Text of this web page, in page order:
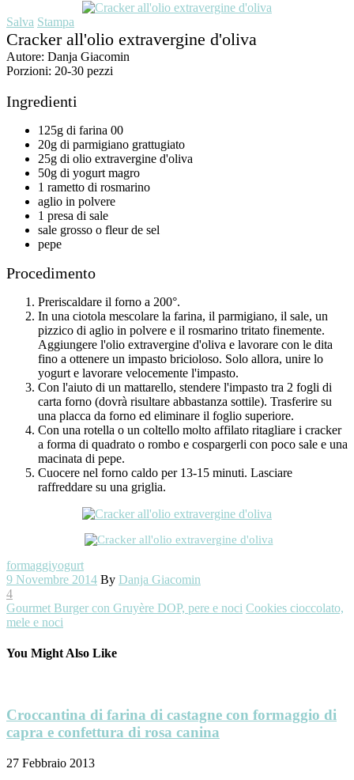
Salva Stampa
Cracker all'olio extravergine d'oliva
Autore: Danja Giacomin
Porzioni: 20-30 pezzi
Ingredienti
125g di farina 00
20g di parmigiano grattugiato
25g di olio extravergine d'oliva
50g di yogurt magro
1 rametto di rosmarino
aglio in polvere
1 presa di sale
sale grosso o fleur de sel
pepe
Procedimento
Preriscaldare il forno a 200°.
In una ciotola mescolare la farina, il parmigiano, il sale, un
pizzico di aglio in polvere e il rosmarino tritato finemente.
Aggiungere l'olio extravergine d'oliva e lavorare con le dita
fino a ottenere un impasto bricioloso. Solo allora, unire lo
yogurt e lavorare velocemente l'impasto.
Con l'aiuto di un mattarello, stendere l'impasto tra 2 fogli di
carta forno (dovrà risultare abbastanza sottile). Trasferire su
una placca da forno ed eliminare il foglio superiore.
Con una rotella o un coltello molto affilato ritagliare i cracker
a forma di quadrato o rombo e cospargerli con poco sale e una
macinata di pepe.
Cuocere nel forno caldo per 13-15 minuti. Lasciare
raffreddare su una griglia.
formaggiyogurt
9 Novembre 2014 By Danja Giacomin
4
Gourmet Burger con Gruyère DOP, pere e noci Cookies cioccolato,
mele e noci
You Might Also Like
Croccantina di farina di castagne con formaggio di
capra e confettura di rosa canina
27 Febbraio 2013